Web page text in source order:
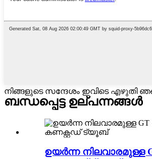
നിങ്ങളുടെ സന്ദേശം ഇവിടെ എഴുതി
ബന്ധപ്പെട്ട ഉല്പന്നങ്ങൾ
ഉയർന്ന നിലവാരമുള്ള